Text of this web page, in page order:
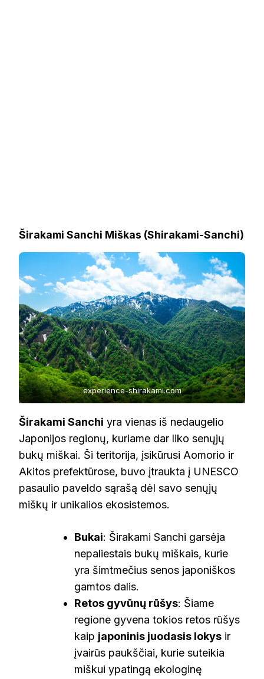
Širakami Sanchi Miškas (Shirakami-Sanchi)
experience-shirakami.com
Širakami Sanchi yra vienas iš nedaugelio
Japonijos regionų, kuriame dar liko senųjų
bukų miškai. Ši teritorija, įsikūrusi Aomorio ir
Akitos prefektūrose, buvo įtraukta į UNESCO
pasaulio paveldo sąrašą dėl savo senųjų
miškų ir unikalios ekosistemos.
Bukai: Širakami Sanchi garsėja
nepaliestais bukų miškais, kurie
yra šimtmečius senos japoniškos
gamtos dalis.
Retos gyvūnų rūšys: Šiame
regione gyvena tokios retos rūšys
kaip japoninis juodasis lokys ir
įvairūs paukščiai, kurie suteikia
miškui ypatingą ekologinę